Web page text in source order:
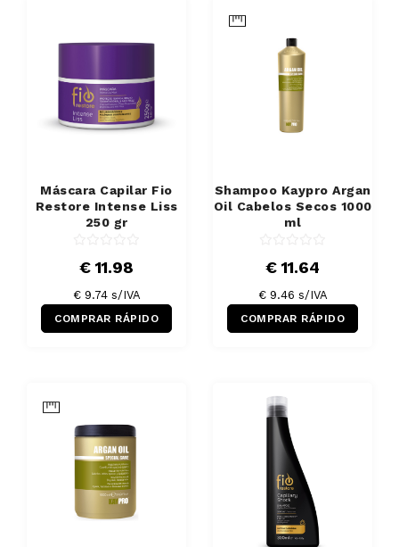
Máscara Capilar Fio
Restore Intense Liss
250 gr
€ 11.98
€ 9.74 s/IVA
COMPRAR RÁPIDO
Shampoo Kaypro Argan
Oil Cabelos Secos 1000
ml
€ 11.64
€ 9.46 s/IVA
COMPRAR RÁPIDO